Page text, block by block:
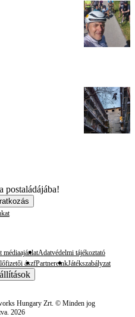
postaládájába!
médiaajánlatAdatvédelmi tájékoztató
ászfPartnereinkJátékszabályzat
Hungary Zrt. © Minden jog
2026